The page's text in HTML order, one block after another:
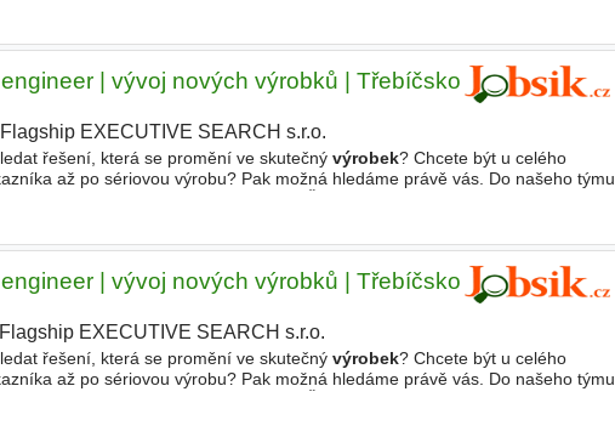
| vývoj nových výrobků | Třebíčsko
Flagship EXECUTIVE SEARCH s.r.o.
řešení, která se promění ve skutečný výrobek? Chcete být u celého
až po sériovou výrobu? Pak možná hledáme právě vás. Do našeho týmu
| vývoj nových výrobků | Třebíčsko
Flagship EXECUTIVE SEARCH s.r.o.
řešení, která se promění ve skutečný výrobek? Chcete být u celého
až po sériovou výrobu? Pak možná hledáme právě vás. Do našeho týmu